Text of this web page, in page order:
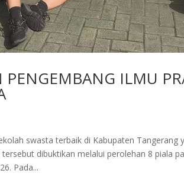
PENGEMBANG ILMU
swasta terbaik di Kabupaten Tangerang
dibuktikan melalui perolehan 8 piala
Pada...